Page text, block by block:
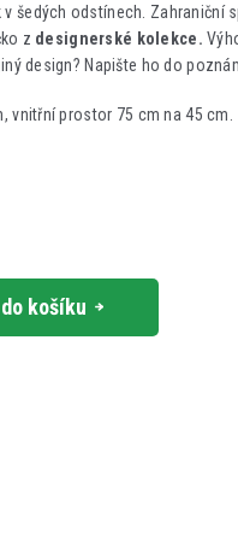
košíku
šedých odstínech. Zahraniční
z designerské kolekce.
design? Napište ho do
vnitřní prostor 75 cm na 45 cm.